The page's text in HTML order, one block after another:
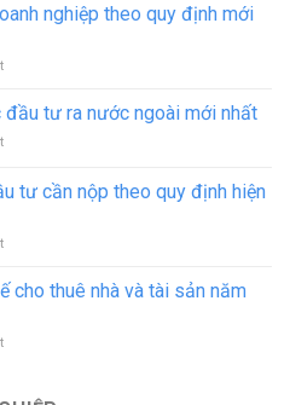
giấy
động
–
ký
động
in
nhất
nghiệp theo quy định mới
ở
tục
nhập
nghiệp
định
nhất
tư ra nước ngoài mới nhất
ở
kiện
và
tục
tư
ngoài
tư cần nộp theo quy định hiện
ở
loại
báo
đầu
cho thuê nhà và tài sản năm
ở